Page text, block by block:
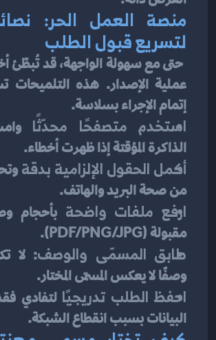
لتسريع قبول الطلب
إتمام الإجراء بسلاسة.
استخدم متصفحًا محدّثًا
الذاكرة المؤقتة إذا ظهرت أخطاء.
أكمل الحقول الإلزامية بدقة
من صحة البريد والهاتف.
ارفع ملفات واضحة
مقبولة (PDF/PNG/JPG).
طابق المسمّى والوصف
وصفًا لا يعكس المسمّى المختار.
احفظ الطلب تدريجيًا
البيانات بسبب انقطاع الشبكة.